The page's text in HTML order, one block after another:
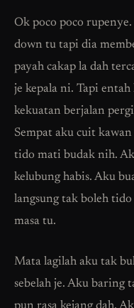
Ok poco poco
down tu tapi dia
payah cakap la dah
je kepala ni. Tapi entah
kekuatan berjalan
Sempat aku cuit
tido mati budak nih.
kelubung habis. Aku
langsung tak boleh
masa tu.
Mata lagilah aku tak
sebelah je. Aku baring